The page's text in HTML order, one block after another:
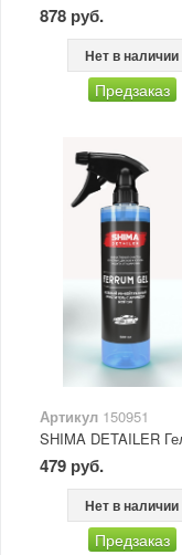
878 руб.
Нет в наличии
Предзаказ
Артикул 150951
479 руб.
Нет в наличии
Предзаказ